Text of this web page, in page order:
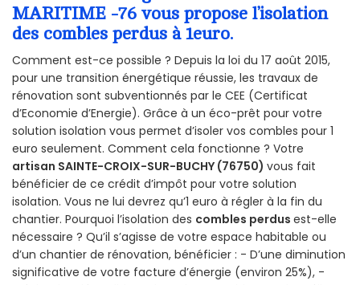
MARITIME -76 vous propose l’isolation
des combles perdus à 1euro.
Comment est-ce possible ? Depuis la loi du 17 août 2015,
pour une transition énergétique réussie, les travaux de
rénovation sont subventionnés par le CEE (Certificat
d’Economie d’Energie). Grâce à un éco-prêt pour votre
solution isolation vous permet d’isoler vos combles pour 1
euro seulement. Comment cela fonctionne ? Votre
artisan SAINTE-CROIX-SUR-BUCHY (76750) vous fait
bénéficier de ce crédit d’impôt pour votre solution
isolation. Vous ne lui devrez qu’1 euro à régler à la fin du
chantier. Pourquoi l’isolation des combles perdus est-elle
nécessaire ? Qu’il s’agisse de votre espace habitable ou
d’un chantier de rénovation, bénéficier : - D’une diminution
significative de votre facture d’énergie (environ 25%), -